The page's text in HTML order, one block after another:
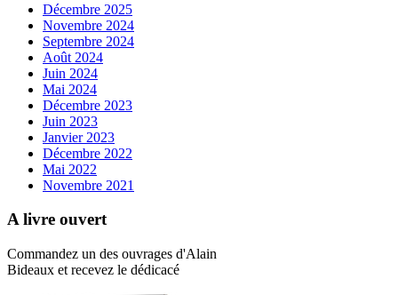
Décembre 2025
Novembre 2024
Septembre 2024
Août 2024
Juin 2024
Mai 2024
Décembre 2023
Juin 2023
Janvier 2023
Décembre 2022
Mai 2022
Novembre 2021
A livre ouvert
Commandez un des ouvrages d'Alain
Bideaux et recevez le dédicacé